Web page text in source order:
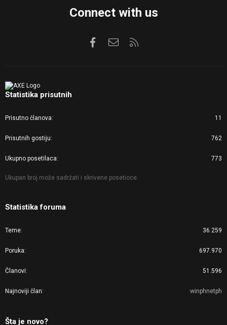
Connect with us
FacebookKontaktirajte nas
Statistika prisutnih
Prisutno članova 11
Prisutnih gostiju 762
Ukupno posetilaca 773
Ukupan broj može sadržati i skrivene posetioce.
Statistika foruma
Teme 36.259
Poruka 697.970
Članovi 51.596
Najnoviji član winphnetph
Šta je novo?